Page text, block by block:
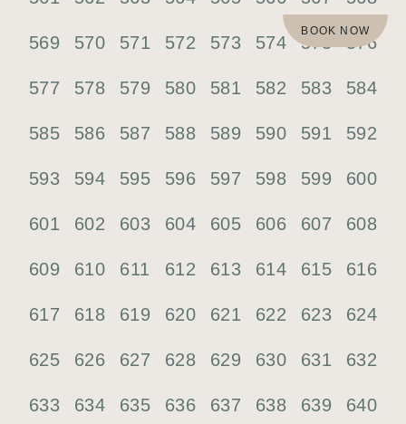
BOOK NOW
569 570 571 572 573 574 575 576
577 578 579 580 581 582 583 584
585 586 587 588 589 590 591 592
593 594 595 596 597 598 599 600
601 602 603 604 605 606 607 608
609 610 611 612 613 614 615 616
617 618 619 620 621 622 623 624
625 626 627 628 629 630 631 632
633 634 635 636 637 638 639 640